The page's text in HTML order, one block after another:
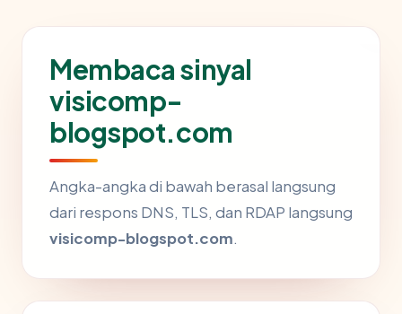
Membaca sinyal
visicomp-
blogspot.com
Angka-angka di bawah berasal langsung
dari respons DNS, TLS, dan RDAP langsung
visicomp-blogspot.com.